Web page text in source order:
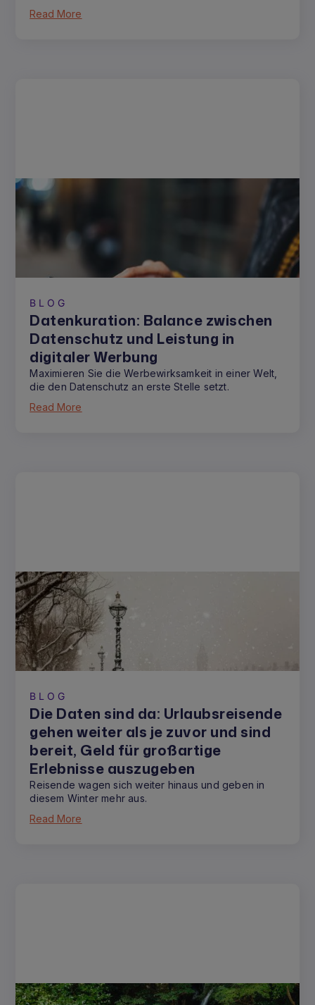
Read More
BLOG
Datenkuration: Balance zwischen
Datenschutz und Leistung in
digitaler Werbung
Maximieren Sie die Werbewirksamkeit in einer Welt,
die den Datenschutz an erste Stelle setzt.
Read More
BLOG
Die Daten sind da: Urlaubsreisende
gehen weiter als je zuvor und sind
bereit, Geld für großartige
Erlebnisse auszugeben
Reisende wagen sich weiter hinaus und geben in
diesem Winter mehr aus.
Read More